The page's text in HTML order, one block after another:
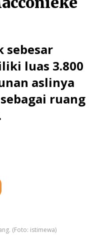
sebesar
luas 3.800
aslinya
ruang
(Foto: istimewa)